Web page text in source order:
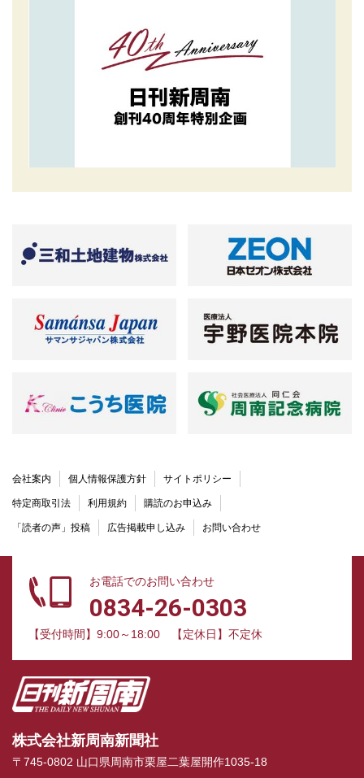
会社案内 個人情報保護方針 サイトポリシー
特定商取引法 利用規約 購読のお申込み
「読者の声」投稿 広告掲載申し込み お問い合わせ
お電話でのお問い合わせ
0834-26-0303
【受付時間】9:00～18:00 【定休日】不定休
株式会社新周南新聞社
〒745-0802 山口県周南市栗屋二葉屋開作1035-18